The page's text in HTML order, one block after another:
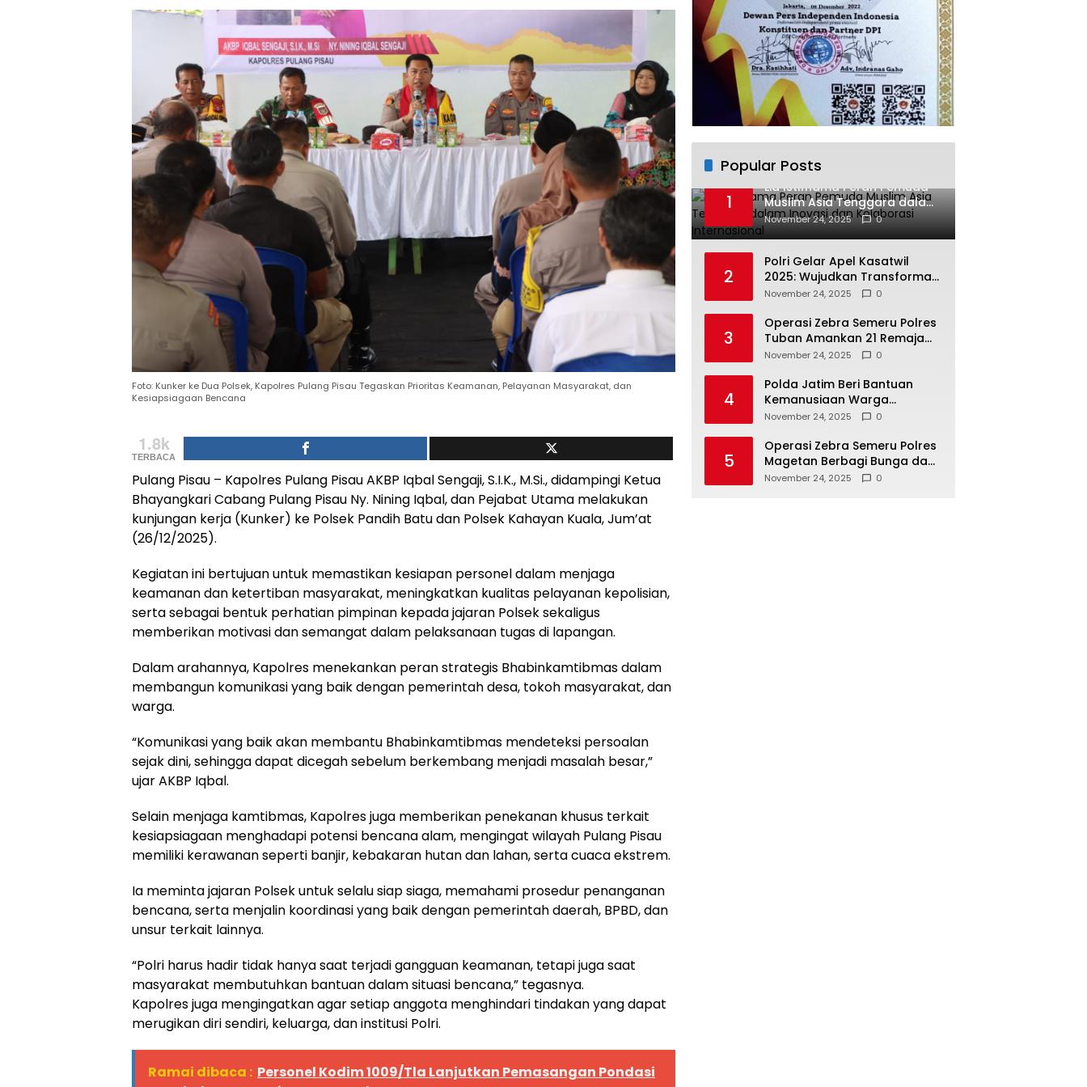
Foto: Kunker ke Dua Polsek, Kapolres Pulang Pisau Tegaskan Prioritas Keamanan, Pelayanan Masyarakat, dan
Kesiapsiagaan Bencana
1.8k
TERBACA
Pulang Pisau – Kapolres Pulang Pisau AKBP Iqbal Sengaji, S.I.K., M.Si., didampingi Ketua
Bhayangkari Cabang Pulang Pisau Ny. Nining Iqbal, dan Pejabat Utama melakukan
kunjungan kerja (Kunker) ke Polsek Pandih Batu dan Polsek Kahayan Kuala, Jum’at
(26/12/2025).
Kegiatan ini bertujuan untuk memastikan kesiapan personel dalam menjaga
keamanan dan ketertiban masyarakat, meningkatkan kualitas pelayanan kepolisian,
serta sebagai bentuk perhatian pimpinan kepada jajaran Polsek sekaligus
memberikan motivasi dan semangat dalam pelaksanaan tugas di lapangan.
Dalam arahannya, Kapolres menekankan peran strategis Bhabinkamtibmas dalam
membangun komunikasi yang baik dengan pemerintah desa, tokoh masyarakat, dan
warga.
“Komunikasi yang baik akan membantu Bhabinkamtibmas mendeteksi persoalan
sejak dini, sehingga dapat dicegah sebelum berkembang menjadi masalah besar,”
ujar AKBP Iqbal.
Selain menjaga kamtibmas, Kapolres juga memberikan penekanan khusus terkait
kesiapsiagaan menghadapi potensi bencana alam, mengingat wilayah Pulang Pisau
memiliki kerawanan seperti banjir, kebakaran hutan dan lahan, serta cuaca ekstrem.
Ia meminta jajaran Polsek untuk selalu siap siaga, memahami prosedur penanganan
bencana, serta menjalin koordinasi yang baik dengan pemerintah daerah, BPBD, dan
unsur terkait lainnya.
“Polri harus hadir tidak hanya saat terjadi gangguan keamanan, tetapi juga saat
masyarakat membutuhkan bantuan dalam situasi bencana,” tegasnya.
Kapolres juga mengingatkan agar setiap anggota menghindari tindakan yang dapat
merugikan diri sendiri, keluarga, dan institusi Polri.
Ramai dibaca : Personel Kodim 1009/Tla Lanjutkan Pemasangan Pondasi
Popular Posts
1
Lia Istifhama Peran Pemuda
Muslim Asia Tenggara dalam
Inovasi dan Kolaborasi
Internasional
November 24, 2025 0
2
Polri Gelar Apel Kasatwil
2025: Wujudkan Transformasi
Polri yang Profesional untuk
November 24, 2025 0
3
Operasi Zebra Semeru Polres
Tuban Amankan 21 Remaja
Pelaku Balap Liar
November 24, 2025 0
4
Polda Jatim Beri Bantuan
Kemanusiaan Warga
Terdampak Erupsi Gunung
November 24, 2025 0
5
Operasi Zebra Semeru Polres
Magetan Berbagi Bunga dan
Coklat Ajak Warga Tertib
November 24, 2025 0